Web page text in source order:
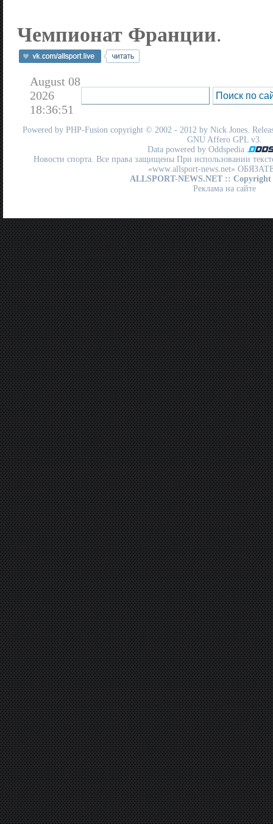
Чемпионат Франции.
August 08
2026
18:36:51
Powered by PHP-Fusion copyright © 2002 - 2012 by Nick Jones.
GNU Affero GPL v3.
Data powered by Oddspedia
Новости спорта. Все права защищены При использовании
«www.allsport-news.net»
ALLSPORT-NEWS.NET :: Copyright
Реклама на сайте